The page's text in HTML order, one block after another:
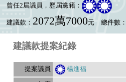
曾任2屆議員，歷屆黨籍：
建議款： 2072萬7000元 總件數：
建議款提案紀錄
楊進福